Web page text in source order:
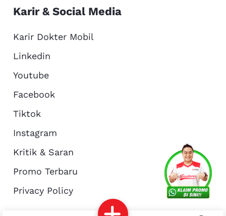
About Us
Reservasi Article
Karir & Social Media
Karir Dokter Mobil
Linkedin
Youtube
Facebook
Tiktok
Instagram
Kritik & Saran
Promo Terbaru
Privacy Policy